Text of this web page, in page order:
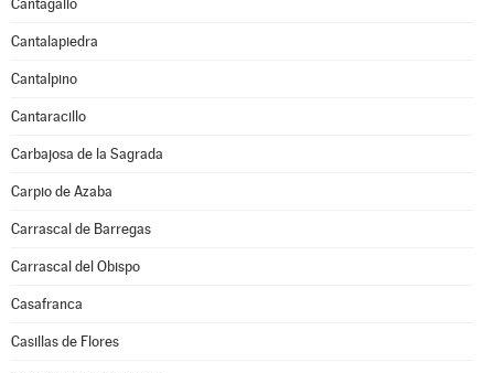
Cantagallo
Cantalapiedra
Cantalpino
Cantaracillo
Carbajosa de la Sagrada
Carpio de Azaba
Carrascal de Barregas
Carrascal del Obispo
Casafranca
Casillas de Flores